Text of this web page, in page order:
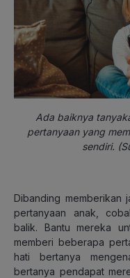
Ada baiknya
pertanyaan yang
sendiri.
Dibanding memberikan
pertanyaan anak,
balik. Bantu mereka
memberi beberapa
hati bertanya
bertanya pendapat